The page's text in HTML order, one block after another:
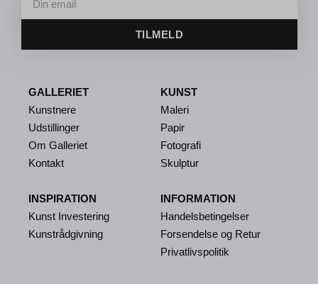
TILMELD
GALLERIET
Kunstnere
Udstillinger
Om Galleriet
Kontakt
INSPIRATION
Kunst Investering
Kunstrådgivning
KUNST
Maleri
Papir
Fotografi
Skulptur
INFORMATION
Handelsbetingelser
Forsendelse og Retur
Privatlivspolitik